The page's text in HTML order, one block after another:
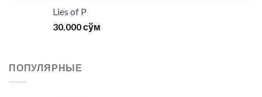
Lies of P
30.000сўм
ПОПУЛЯРНЫЕ